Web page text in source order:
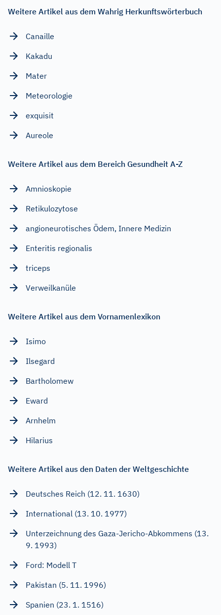
Weitere Artikel aus dem Wahrig Herkunftswörterbuch
Canaille
Kakadu
Mater
Meteorologie
exquisit
Aureole
Weitere Artikel aus dem Bereich Gesundheit A-Z
Amnioskopie
Retikulozytose
angioneurotisches Ödem, Innere Medizin
Enteritis regionalis
triceps
Verweilkanüle
Weitere Artikel aus dem Vornamenlexikon
Isimo
Ilsegard
Bartholomew
Eward
Arnhelm
Hilarius
Weitere Artikel aus den Daten der Weltgeschichte
Deutsches Reich (12. 11. 1630)
International (13. 10. 1977)
Unterzeichnung des Gaza-Jericho-Abkommens (13.
9. 1993)
Ford: Modell T
Pakistan (5. 11. 1996)
Spanien (23. 1. 1516)